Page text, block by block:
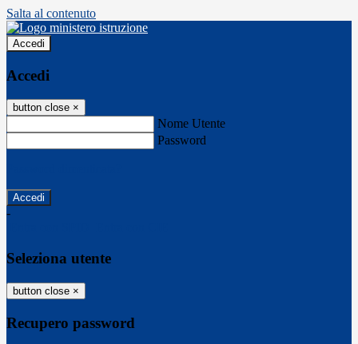
Salta al contenuto
Accedi
Accedi
button close ×
Nome Utente
Password
-
Seleziona utente
button close ×
Recupero password